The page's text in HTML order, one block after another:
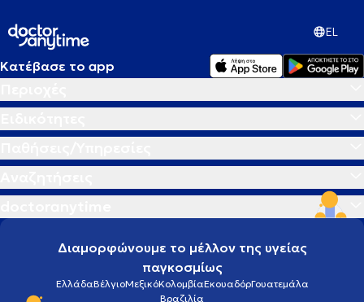
EL
Κατέβασε το app
Διαμορφώνουμε το μέλλον της υγείας
παγκοσμίως
ΕλλάδαΒέλγιοΜεξικόΚολομβίαΕκουαδόρΓουατεμάλα
Βραζιλία